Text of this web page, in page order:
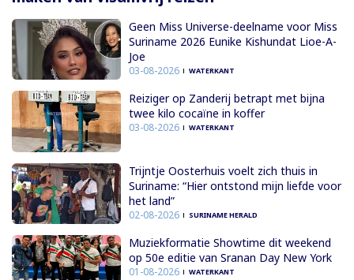
Geen Miss Universe-deelname voor Miss
Suriname 2026 Eunike Kishundat Lioe-A-
Joe
03-08-2026 WATERKANT
Reiziger op Zanderij betrapt met bijna
twee kilo cocaïne in koffer
03-08-2026 WATERKANT
Trijntje Oosterhuis voelt zich thuis in
Suriname: “Hier ontstond mijn liefde voor
het land”
02-08-2026 SURINAME HERALD
Muziekformatie Showtime dit weekend
op 50e editie van Sranan Day New York
01-08-2026 WATERKANT